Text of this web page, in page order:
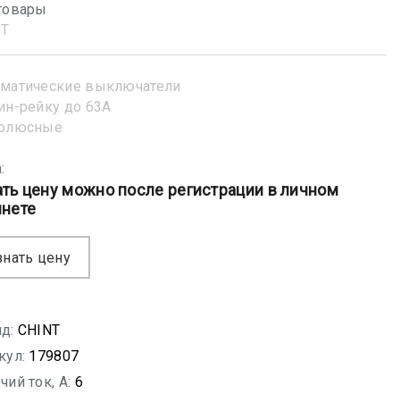
выключатели
рейку до 63А
цену можно после регистрации в личном
цену
CHINT
179807
ток, A: 6